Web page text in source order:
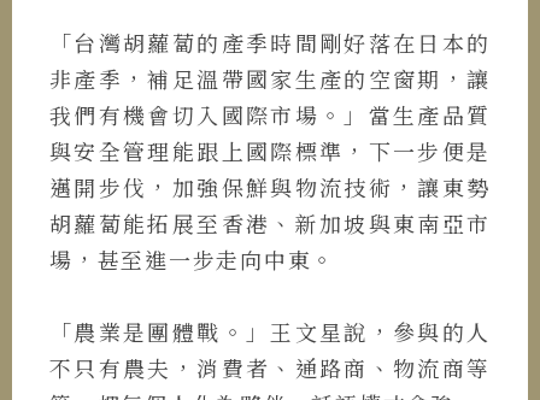
「台灣胡蘿蔔的產季時間剛好落在日本的
非產季，補足溫帶國家生產的空窗期，讓
我們有機會切入國際市場。」當生產品質
與安全管理能跟上國際標準，下一步便是
邁開步伐，加強保鮮與物流技術，讓東勢
胡蘿蔔能拓展至香港、新加坡與東南亞市
場，甚至進一步走向中東。
「農業是團體戰。」王文星說，參與的人
不只有農夫，消費者、通路商、物流商等